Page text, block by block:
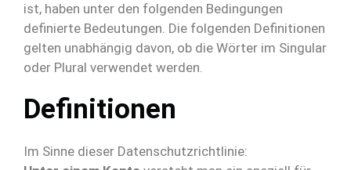
ist, haben unter den folgenden Bedingungen
definierte Bedeutungen. Die folgenden Definitionen
gelten unabhängig davon, ob die Wörter im Singular
oder Plural verwendet werden.
Definitionen
Im Sinne dieser Datenschutzrichtlinie: